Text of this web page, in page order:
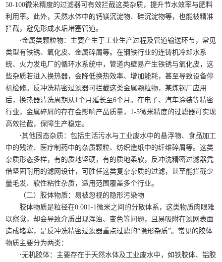
50-100微米精度的过滤器可有效拦截这类杂质，提升节水效率与肥料
利用率。此外，天然水体中的钙镁沉淀物、硅沉淀物等，也能被精准
拦截，避免形成水垢堵塞管道。
·金属类颗粒物：主要产生于工业生产过程及管道输送环节，常见
类型有铁锈、氧化皮、金属碎屑等。在钢铁行业的连铸机冷却水系
统、火力发电厂的循环水系统中，管道内壁易产生铁锈与氧化皮，这
些杂质若进入换热器，会降低换热效率、增加能耗，甚至导致设备停
机检修。反冲洗精密过滤器可拦截这类金属颗粒物，某炼钢厂应用
后，换热器清洗周期从1个月延长至6个月。在电子、汽车涂装等精密
行业，金属碎屑的存在会影响产品质量，1-5微米精度的过滤器可实现
高效拦截，保障生产稳定。
·其他固态杂质：包括生活污水与工业废水中的悬浮物、食品加工
中的残渣、医疗制药中的杂质颗粒、纺织造纸中的纤维碎屑等。这类
杂质形态多样，有的质地坚硬，有的质地柔软，反冲洗精密过滤器凭
借坚固耐用的滤网设计，可胜任这类复杂杂质的过滤，甚至能拦截少
量毛发、软性粘性杂质，适用范围覆盖多个行业。
（二）胶体物质：易被忽视的隐形污染物
胶体物质是粒径在0.001-1微米之间的分散体系，这类物质肉眼难
以察觉，却会导致介质出现浑浊、变色等问题，且易吸附在滤网表面
造成堵塞，是反冲洗精密过滤器重点过滤的“隐形杂质”。常见的胶体
物质主要分为两类：
·无机胶体：主要存在于天然水体及工业废水中，如铁胶体、铝胶